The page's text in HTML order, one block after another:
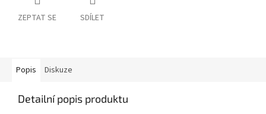
ZEPTAT SE SDÍLET
Popis Diskuze
Detailní popis produktu